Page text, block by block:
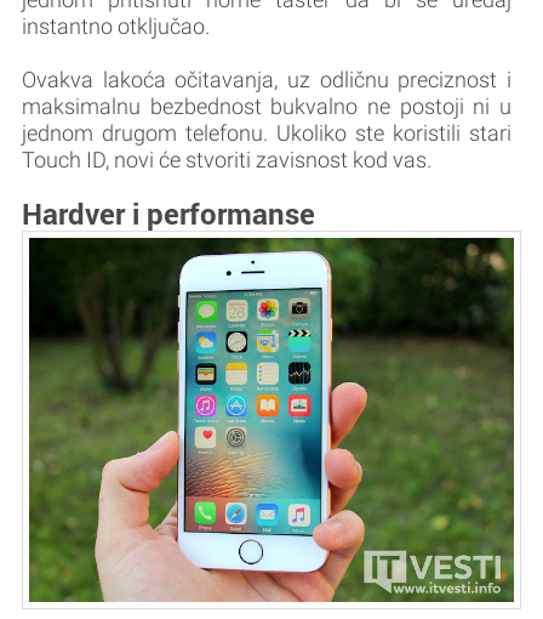
instantno otključao.
Ovakva lakoća očitavanja, uz odličnu preciznost i
maksimalnu bezbednost bukvalno ne postoji ni u
jednom drugom telefonu. Ukoliko ste koristili stari
Touch ID, novi će stvoriti zavisnost kod vas.
Hardver i performanse